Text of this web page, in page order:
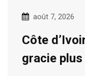
août 7, 2026
Côte
gracie